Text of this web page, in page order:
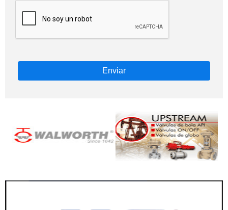
Enviar